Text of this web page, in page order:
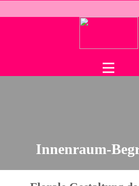
Innenraum-